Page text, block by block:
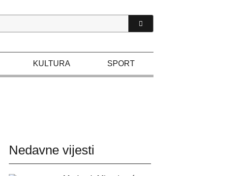
KULTURA SPORT
Nedavne vijesti